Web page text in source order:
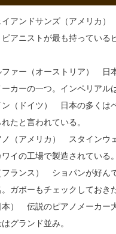
イアンドサンズ（アメリカ
ピアニストが最も持っている
ファー（オーストリア） 日
カーの一つ。インペリアル
ン（ドイツ） 日本の多くは
たと言われている。
ノ（アメリカ） スタインウ
イの工場で製造されている。
フランス） ショパンが好ん
。ガボーもチェックしておき
本） 伝説のピアノメーカー
グランド並み。